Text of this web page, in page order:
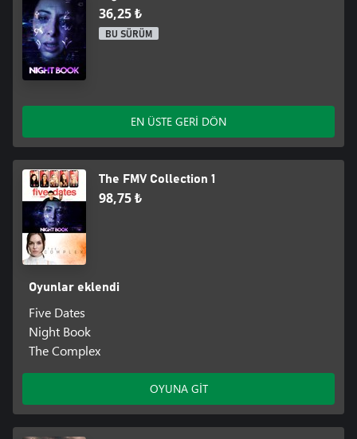
36,25 ₺
BU SÜRÜM
EN ÜSTE GERİ DÖN
The FMV Collection 1
98,75 ₺
Oyunlar eklendi
Five Dates
Night Book
The Complex
OYUNA GİT